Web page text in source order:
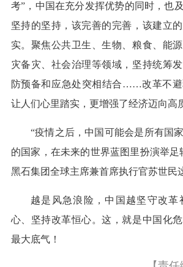
考”，中国在充分发挥优势的同时，
坚持的坚持，该完善的完善，该建立
实。聚焦公共卫生、生物、粮食、能
灾备灾、社会治理等领域，坚持统筹
防预备和应急处突相结合……改革不避
让人们心里踏实，更增强了经济迈向高
“疫情之后，中国可能会是所有国
的国家，在未来的世界蓝图里扮演举足
黑石集团全球主席兼首席执行官苏世民
越是风急浪险，中国越坚守改革
心、坚持改革恒心。这，就是中国化
最大底气！